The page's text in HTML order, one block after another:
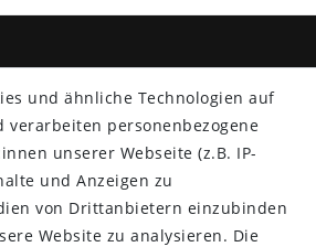
und ähnliche Technologien auf
verarbeiten personenbezogene
unserer Webseite (z.B. IP-
und Anzeigen zu
von Drittanbietern einzubinden
Website zu analysieren. Die